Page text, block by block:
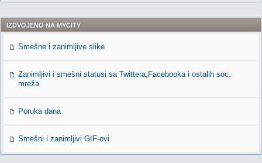
IZDVOJENO NA MYCITY
Smešne i zanimljive slike
Zanimljivi i smešni statusi sa Twittera,Facebooka i ostalih soc.
mreža
Poruka dana
Smešni i zanimljivi GIF-ovi